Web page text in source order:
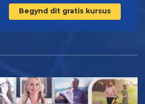
Begynd dit gratis kursus